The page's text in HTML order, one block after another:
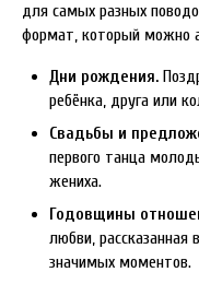
для самых разных
формат, который можно
Дни рождения.
ребёнка, друга или
Свадьбы и
первого танца
жениха.
Годовщины
любви,
значимых моментов.